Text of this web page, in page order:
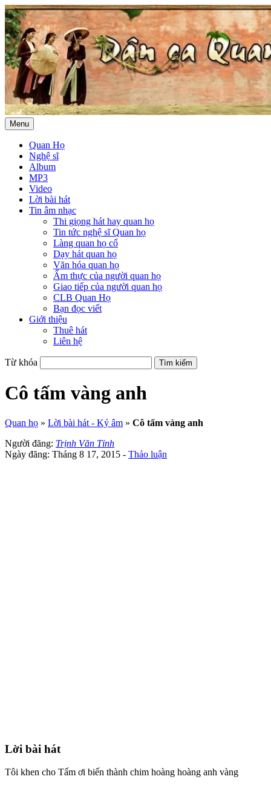
Menu
Quan Họ
Nghệ sĩ
Album
MP3
Video
Lời bài hát
Tin âm nhạc
Thi giọng hát hay quan họ
Tin tức nghệ sĩ Quan họ
Làng quan họ cổ
Dạy hát quan họ
Văn hóa quan họ
Ẩm thực của người quan họ
Giao tiếp của người quan họ
CLB Quan Họ
Bạn đọc viết
Giới thiệu
Thuê hát
Liên hệ
Từ khóa
Cô tấm vàng anh
Quan họ » Lời bài hát - Ký âm » Cô tấm vàng anh
Người đăng: Trịnh Văn Tỉnh
Ngày đăng: Tháng 8 17, 2015 - Thảo luận
Lời bài hát
Tôi khen cho Tấm ơi biến thành chim hoàng hoàng anh vàng